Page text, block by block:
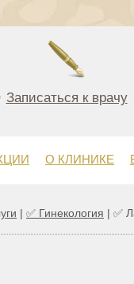
Записаться к врачу
О КЛИНИКЕ
| ✅ Гинекология | ✅